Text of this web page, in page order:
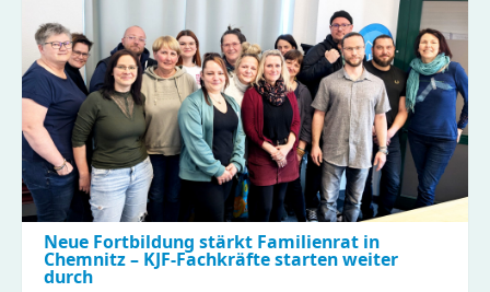
hautnah
beim
Perspektivwechsel
in
Wittgensdorf
Neue Fortbildung stärkt Familienrat in
Chemnitz – KJF-Fachkräfte starten weiter
durch